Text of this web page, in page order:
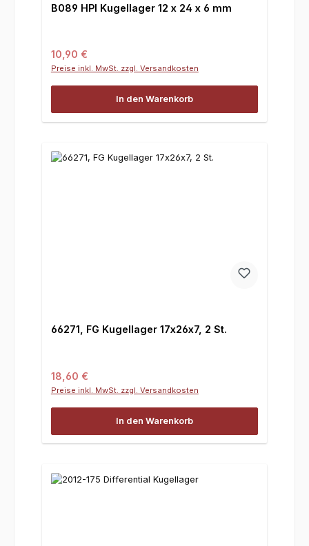
B089 HPI Kugellager 12 x 24 x 6 mm
Regulärer Preis:
10,90 €
Preise inkl. MwSt. zzgl. Versandkosten
In den Warenkorb
66271, FG Kugellager 17x26x7, 2 St.
Regulärer Preis:
18,60 €
Preise inkl. MwSt. zzgl. Versandkosten
In den Warenkorb